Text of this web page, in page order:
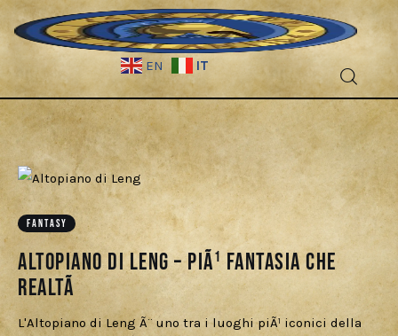
EN IT
Fantascienza
Fantasy
Games
Recensioni
FANTASY
Altopiano di Leng – PiÃ¹ fantasia che
realtÃ
L'Altopiano di Leng Ã¨ uno tra i luoghi piÃ¹ iconici della